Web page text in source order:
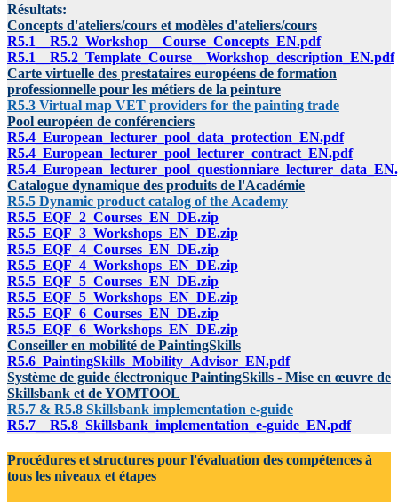
Résultats:
Concepts d'ateliers/cours et modèles d'ateliers/cours
R5.1__R5.2_Workshop__Course_Concepts_EN.pdf
R5.1__R5.2_Template_Course__Workshop_description_EN.pdf
Carte virtuelle des prestataires européens de formation
professionnelle pour les métiers de la peinture
R5.3 Virtual map VET providers for the painting trade
Pool européen de conférenciers
R5.4_European_lecturer_pool_data_protection_EN.pdf
R5.4_European_lecturer_pool_lecturer_contract_EN.pdf
Catalogue dynamique des produits de l'Académie
R5.5 Dynamic product catalog of the Academy
R5.5_EQF_2_Courses_EN_DE.zip
R5.5_EQF_3_Workshops_EN_DE.zip
R5.5_EQF_4_Courses_EN_DE.zip
R5.5_EQF_4_Workshops_EN_DE.zip
R5.5_EQF_5_Courses_EN_DE.zip
R5.5_EQF_5_Workshops_EN_DE.zip
R5.5_EQF_6_Courses_EN_DE.zip
R5.5_EQF_6_Workshops_EN_DE.zip
Conseiller en mobilité de PaintingSkills
R5.6_PaintingSkills_Mobility_Advisor_EN.pdf
Système de guide électronique PaintingSkills - Mise en œuvre de
Skillsbank et de YOMTOOL
R5.7 & R5.8 Skillsbank implementation e-guide
R5.7__R5.8_Skillsbank_implementation_e-guide_EN.pdf
Procédures et structures pour l'évaluation des compétences à
tous les niveaux et étapes